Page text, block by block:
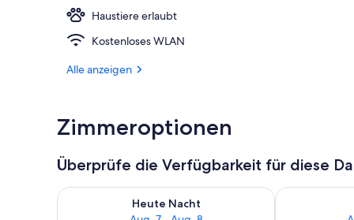
Haustiere erlaubt
Kostenloses WLAN
Alle anzeigen
Zimmeroptionen
Überprüfe die Verfügbarkeit für diese
Heute Nacht
Überprüfe die Verfügbarkeit für heute Nacht, Aug. 7
Überprüfe